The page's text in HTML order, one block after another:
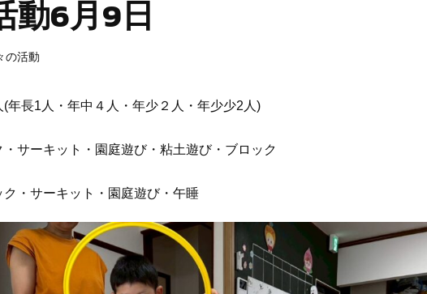
動6月9日
の活動
年長1人・年中４人・年少２人・年少少2人)
サーキット・園庭遊び・粘土遊び・ブロック
・サーキット・園庭遊び・午睡